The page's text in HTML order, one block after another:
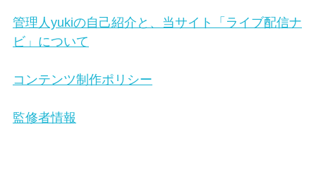
管理人yukiの自己紹介と、当サイト「ライブ配信ナ
ビ」について
コンテンツ制作ポリシー
監修者情報